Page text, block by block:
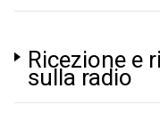
Ricezione e
sulla radio